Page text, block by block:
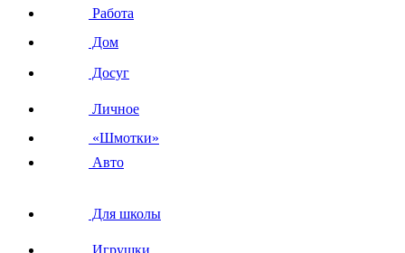
Работа
Дом
Досуг
Личное
«Шмотки»
Авто
Для школы
Игрушки